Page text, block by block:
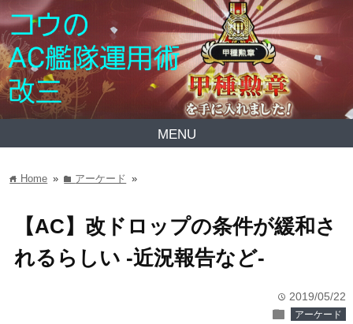
MENU
home Home » folder アーケード »
【AC】改ドロップの条件が緩和さ
れるらしい -近況報告など-
time 2019/05/22
folder アーケード